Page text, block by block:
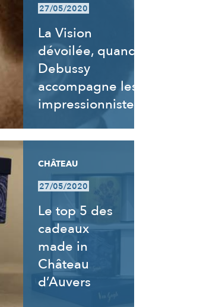
27/05/2020
La Vision
dévoilée, quand
Debussy
accompagne les
impressionnistes
CHÂTEAU
27/05/2020
Le top 5 des
cadeaux
made in
Château
d’Auvers